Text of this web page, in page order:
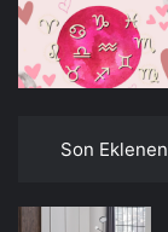
Son Eklenen